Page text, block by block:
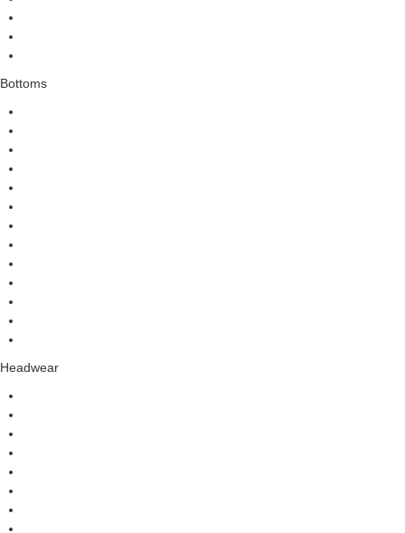
Bottoms
Headwear